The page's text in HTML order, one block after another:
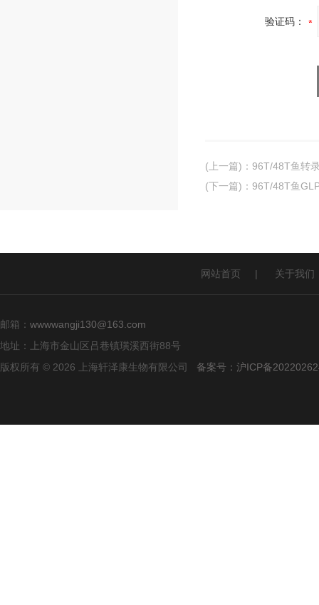
验证码：
(上一篇) ： 96T/48T鱼转
(下一篇) ： 96T/48T鱼
网站首页 | 关于我们
邮箱： wwwwangji130@163.com
地址：上海市金山区吕巷镇璜溪西街88号
版权所有 © 2026 上海轩泽康生物有限公司 备案号：沪ICP备